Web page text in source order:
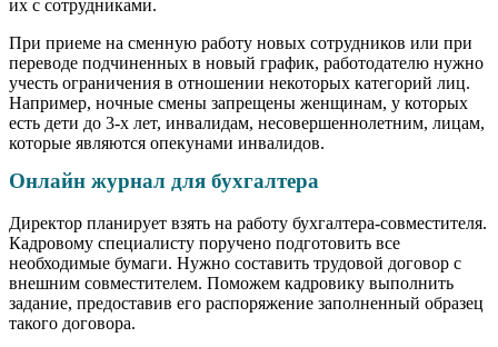
их с сотрудниками.
При приеме на сменную работу новых сотрудников или при
переводе подчиненных в новый график, работодателю нужно
учесть ограничения в отношении некоторых категорий лиц.
Например, ночные смены запрещены женщинам, у которых
есть дети до 3-х лет, инвалидам, несовершеннолетним, лицам,
которые являются опекунами инвалидов.
Онлайн журнал для бухгалтера
Директор планирует взять на работу бухгалтера-совместителя.
Кадровому специалисту поручено подготовить все
необходимые бумаги. Нужно составить трудовой договор с
внешним совместителем. Поможем кадровику выполнить
задание, предоставив его распоряжение заполненный образец
такого договора.